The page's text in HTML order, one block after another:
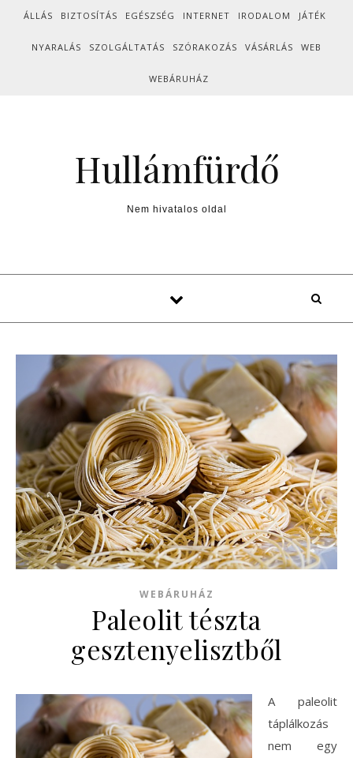
Skip to content
ÁLLÁS BIZTOSÍTÁS EGÉSZSÉG INTERNET IRODALOM JÁTÉK
NYARALÁS SZOLGÁLTATÁS SZÓRAKOZÁS VÁSÁRLÁS WEB
WEBÁRUHÁZ
Hullámfürdő
Nem hivatalos oldal
WEBÁRUHÁZ
Paleolit tészta
gesztenyelisztből
A paleolit
táplálkozás
nem egy